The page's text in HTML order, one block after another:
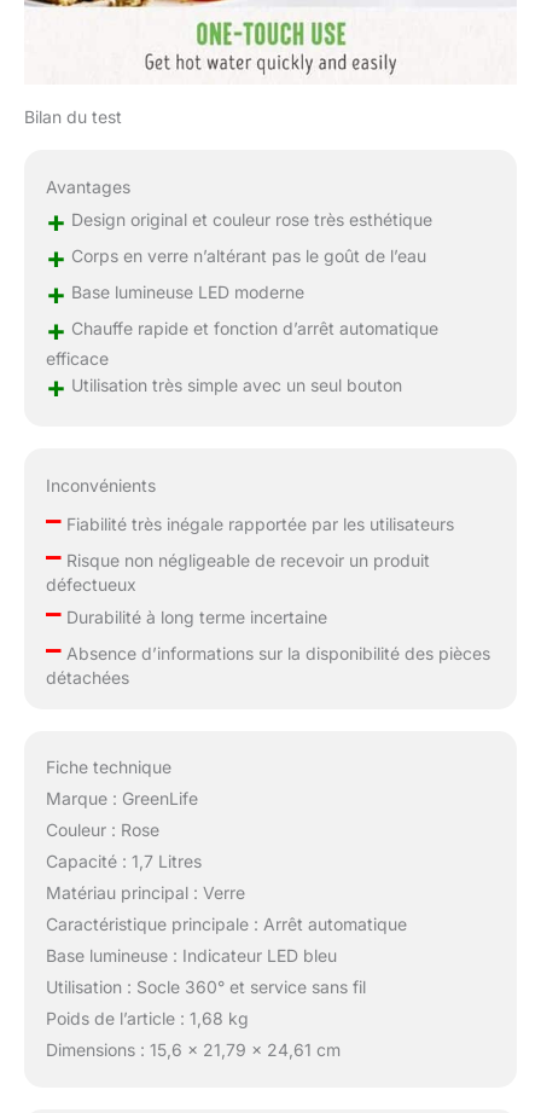
Bilan du test
Avantages
+ Design original et couleur rose très esthétique
+ Corps en verre n’altérant pas le goût de l’eau
+ Base lumineuse LED moderne
+ Chauffe rapide et fonction d’arrêt automatique
efficace
+ Utilisation très simple avec un seul bouton
Inconvénients
–Fiabilité très inégale rapportée par les utilisateurs
–Risque non négligeable de recevoir un produit
défectueux
–Durabilité à long terme incertaine
–Absence d’informations sur la disponibilité des pièces
détachées
Fiche technique
Marque : GreenLife
Couleur : Rose
Capacité : 1,7 Litres
Matériau principal : Verre
Caractéristique principale : Arrêt automatique
Base lumineuse : Indicateur LED bleu
Utilisation : Socle 360° et service sans fil
Poids de l’article : 1,68 kg
Dimensions : 15,6 x 21,79 x 24,61 cm